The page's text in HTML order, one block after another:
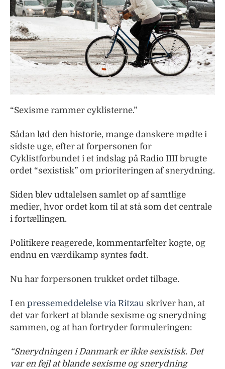
“Sexisme rammer cyklisterne.”
Sådan lød den historie, mange danskere mødte i
sidste uge, efter at forpersonen for
Cyklistforbundet i et indslag på Radio IIII brugte
ordet “sexistisk” om prioriteringen af snerydning.
Siden blev udtalelsen samlet op af samtlige
medier, hvor ordet kom til at stå som det centrale
i fortællingen.
Politikere reagerede, kommentarfelter kogte, og
endnu en værdikamp syntes født.
Nu har forpersonen trukket ordet tilbage.
I en pressemeddelelse via Ritzau skriver han, at
det var forkert at blande sexisme og snerydning
sammen, og at han fortryder formuleringen:
“Snerydningen i Danmark er ikke sexistisk. Det
var en fejl at blande sexisme og snerydning